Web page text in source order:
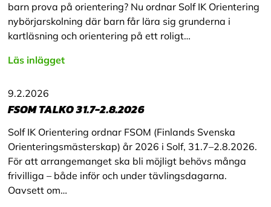
barn prova på orientering? Nu ordnar Solf IK Orientering
nybörjarskolning där barn får lära sig grunderna i
kartläsning och orientering på ett roligt…
Läs inlägget
9.2.2026
FSOM TALKO 31.7-2.8.2026
Solf IK Orientering ordnar FSOM (Finlands Svenska
Orienteringsmästerskap) år 2026 i Solf, 31.7–2.8.2026.
För att arrangemanget ska bli möjligt behövs många
frivilliga – både inför och under tävlingsdagarna.
Oavsett om…